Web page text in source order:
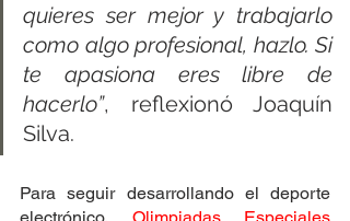
quieres ser mejor y trabajarlo
como algo profesional, hazlo. Si
te apasiona eres libre de
hacerlo”, reflexionó Joaquín
Silva.
Para seguir desarrollando el deporte
electrónico, Olimpiadas Especiales